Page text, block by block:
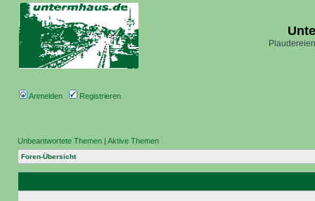
Anmelden Registrieren
Unbeantwortete Themen | Aktive Themen
Foren-Übersicht